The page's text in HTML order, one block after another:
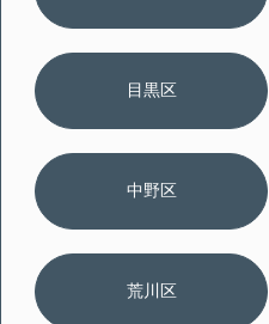
目黒区
中野区
荒川区